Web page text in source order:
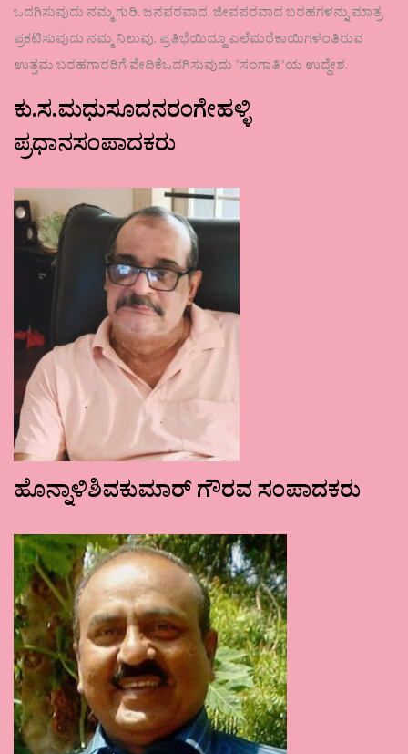
ಒದಗಿಸುವುದು ನಮ್ಮ ಗುರಿ. ಜನಪರವಾದ, ಜೀವಪರವಾದ ಬರಹಗಳನ್ನು ಮಾತ್ರ
ಪ್ರಕಟಿಸುವುದು ನಮ್ಮ ನಿಲುವು. ಪ್ರತಿಭೆಯಿದ್ದೂ ಎಲೆಮರೆಕಾಯಿಗಳಂತಿರುವ
ಉತ್ತಮ ಬರಹಗಾರರಿಗೆ ವೇದಿಕೆಒದಗಿಸುವುದು ʼಸಂಗಾತಿʼಯ ಉದ್ದೇಶ.
ಕು.ಸ.ಮಧುಸೂದನರಂಗೇಹಳ್ಳಿ
ಪ್ರಧಾನಸಂಪಾದಕರು
ಹೊನ್ನಾಳಿಶಿವಕುಮಾರ್ ಗೌರವ ಸಂಪಾದಕರು